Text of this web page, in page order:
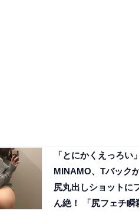
「とにかくえっろい」
MINAMO、Tバック
尻丸出しショットに
ん絶！ 「尻フェチ瞬